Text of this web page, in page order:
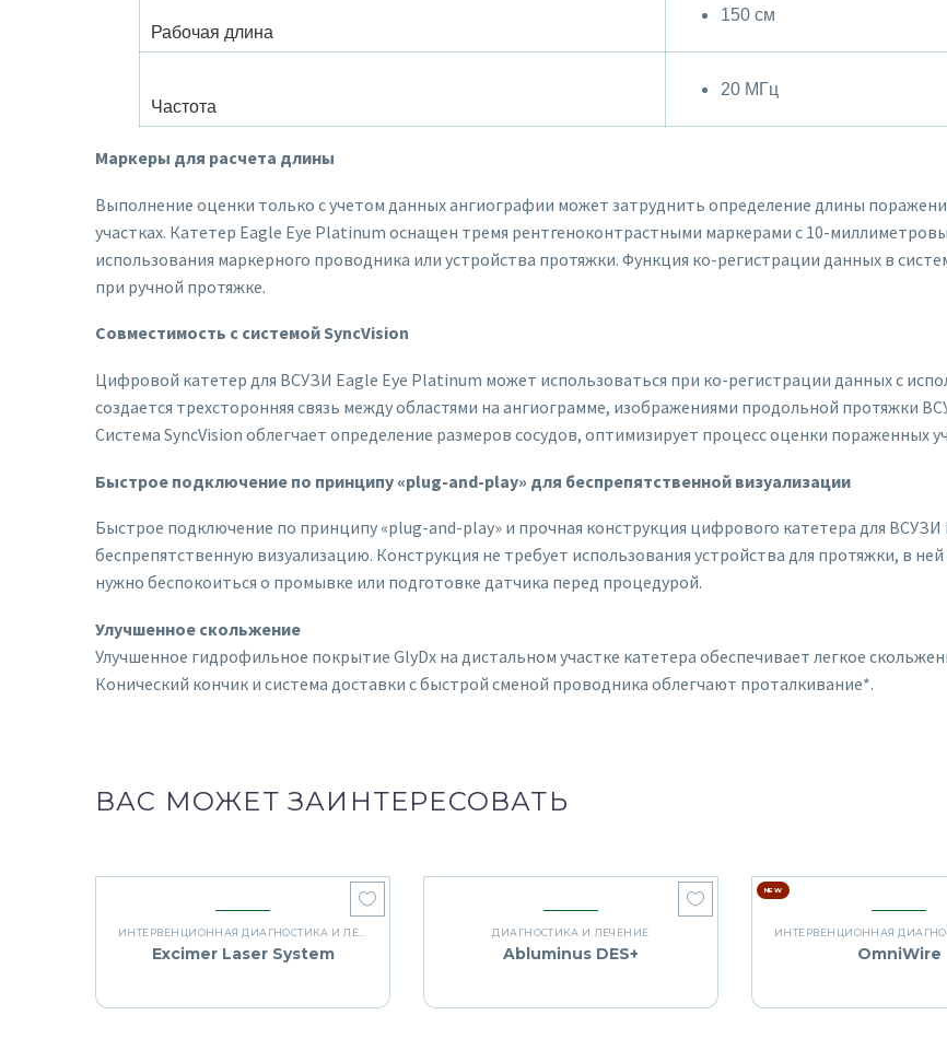
Рабочая длина
150 см
Частота
20 МГц
Маркеры для расчета длины
Выполнение оценки только с учетом данных ангиографии может затруднить определение длины
участках. Катетер Eagle Eye Platinum оснащен тремя рентгеноконтрастными маркерами с 10-
использования маркерного проводника или устройства протяжки. Функция ко-регистрации данных в
при ручной протяжке.
Совместимость с системой SyncVision
Цифровой катетер для ВСУЗИ Eagle Eye Platinum может использоваться при ко-регистрации данных с
создается трехсторонняя связь между областями на ангиограмме, изображениями продольной протяжки
Система SyncVision облегчает определение размеров сосудов, оптимизирует процесс оценки пораженных
Быстрое подключение по принципу «plug-and-play» для беспрепятственной визуализации
Быстрое подключение по принципу «plug-and-play» и прочная конструкция цифрового катетера для
беспрепятственную визуализацию. Конструкция не требует использования устройства для протяжки, в
нужно беспокоиться о промывке или подготовке датчика перед процедурой.
Улучшенное скольжение
Улучшенное гидрофильное покрытие GlyDx на дистальном участке катетера обеспечивает легкое
Конический кончик и система доставки c быстрой сменой проводника облегчают проталкивание*.
ВАС МОЖЕТ ЗАИНТЕРЕСОВАТЬ
ИНТЕРВЕНЦИОННАЯ ДИАГНОСТИКА И ЛЕЧЕНИЕ
Excimer Laser System
ДИАГНОСТИКА И ЛЕЧЕНИЕ
Abluminus DES+
NEW
OmniWire